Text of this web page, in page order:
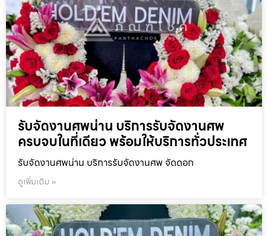
รับจัดงานศพน่าน บริการรับจัดงานศพ
ครบจบในที่เดียว พร้อมให้บริการทั่วประเทศ
รับจัดงานศพน่าน บริการรับจัดงานศพ จัดดอก
ดูเพิ่มเติม »